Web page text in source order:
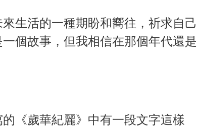
生活的一種期盼和嚮往，祈求自己
個故事，但我相信在那個年代還是
《歲華紀麗》中有一段文字這樣